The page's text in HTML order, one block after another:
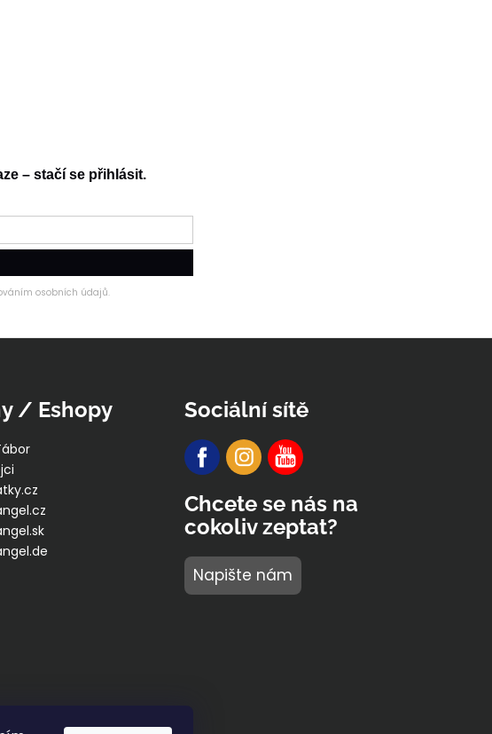
– stačí se přihlásit.
osobních údajů.
/ Eshopy Sociální sítě
Chcete se nás na
cokoliv zeptat?
Napište nám